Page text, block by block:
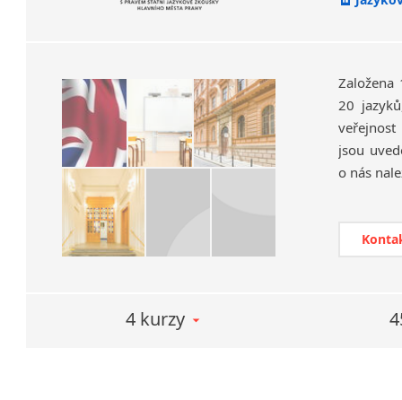
Učebny
blízko
20
jsou
o nás
4 kurzy